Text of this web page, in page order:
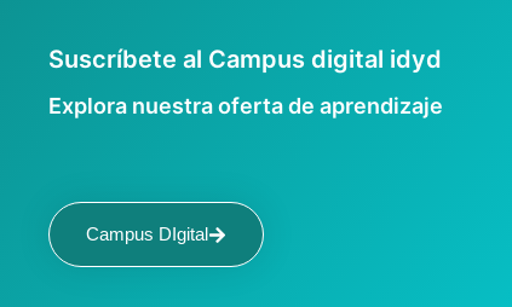
Suscríbete al Campus digital idyd
Explora nuestra oferta de aprendizaje
Campus DIgital